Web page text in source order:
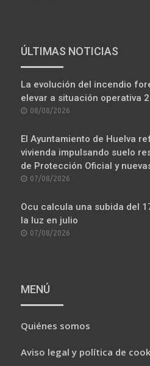
ÚLTIMAS NOTICIAS
La evolución del incendio
elevar a situación operativa
POSTED
08/08/2026
El Ayuntamiento de Huelva
vivienda impulsando suelo
de Protección Oficial y
POSTED
07/08/2026
Ocu calcula una subida del
la luz en julio
POSTED
07/08/2026
MENÚ
Quiénes somos
Aviso legal y política de